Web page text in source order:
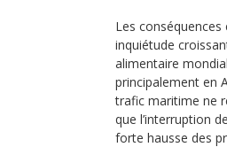
Les
inquiétude
alimentaire
principalement en
trafic maritime ne
que l’interruption
forte hausse des